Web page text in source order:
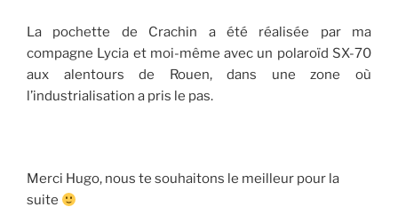
La pochette de Crachin a été réalisée par ma
compagne Lycia et moi-même avec un polaroïd SX-70
aux alentours de Rouen, dans une zone où
l’industrialisation a pris le pas.
Merci Hugo, nous te souhaitons le meilleur pour la
suite